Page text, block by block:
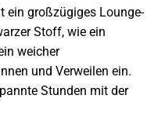
ein großzügiges Lounge-
Stoff, wie ein
weicher
und Verweilen ein.
Stunden mit der